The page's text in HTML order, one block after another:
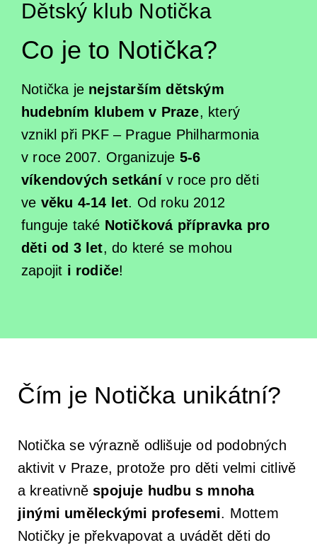
Koncertní sály & ubytování
Newsletter
Galerie
Konkurzy
Profil orchestru
Emmanuel Villaume
Členové orchestru
Komorní soubory
Správní a dozorčí orgány
Historie
Podpořit
Přátelé PraguePhil
Pro firmy
Lobkowicz abonmá
Podporují nás
Finanční dar
Dětem
Dětský klub Notička
Koncerty pro děti v Rudolfinu
ISMFA Prague
Talent Prahy 5
Kontakty
Dětský klub Notička
Co je to Notička?
Notička je nejstarším dětským
hudebním klubem v Praze, který
vznikl při PKF – Prague Philharmonia
v roce 2007. Organizuje 5-6
víkendových setkánív roce pro děti
ve věku 4-14 let. Od roku 2012
funguje také Notičková přípravka pro
děti od 3 let, do které se mohou
zapojit i rodiče!
Čím je Notička unikátní?
Notička se výrazně odlišuje od podobných
aktivit v Praze, protože pro děti velmi citlivě
a kreativněspojuje hudbu s mnoha
jinými uměleckými profesemi. Mottem
Notičky je překvapovat a uvádět děti do